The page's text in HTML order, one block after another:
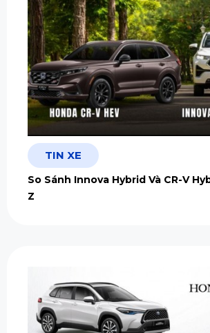
TIN XE
So Sánh Innova Hybrid Và CR-V
Z